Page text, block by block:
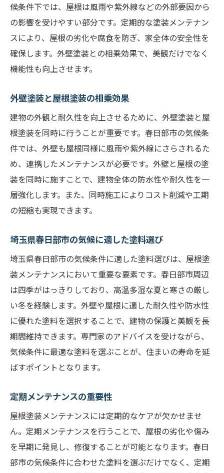
塗料の一体感による美観向上
長期的な住宅保護
春日部市での実例紹介
専門業者が提案するベストプラクティス
適切な塗料の選び方
信頼できる業者の見極め方
施工前の準備と注意点
塗装後のアフターケア
季節ごとのメンテナンス計画
成功事例の紹介
春日部市の気候に最適な屋根塗装と外壁塗装の
春日部市の気候特性と塗料の相性
耐久性に優れた塗料の特徴
UV対策に効果的な塗料選び
湿気対策が重要な理由
専門家が推薦する塗料リスト
実際の使用例と成功事例
屋根塗装と外壁塗装の組み合わせで家全体の耐
久性を高める方法
塗料の選び方と組み合わせのコツ
施工順序が与える影響
耐久性を上げるための施工ポイント
定期的なメンテナンスのすすめ
施工後のチェックリスト
持続可能な家づくりに向けて
候条件下では、屋根は風雨や紫外線などの外部要因から
の影響を受けやすい部分です。定期的な塗装メンテナン
スにより、屋根の劣化や腐食を防ぎ、家全体の安全性を
確保します。外壁塗装との相乗効果で、美観だけでなく
機能性も向上させます。
外壁塗装と屋根塗装の相乗効果
建物の外観と耐久性を向上させるために、外壁塗装と屋
根塗装を同時に行うことが重要です。春日部市の気候条
件では、外壁も屋根同様に風雨や紫外線にさらされるた
め、連携したメンテナンスが必要です。外壁と屋根の塗
装を同時に施すことで、建物全体の防水性や耐久性を一
層強化します。また、同時施工によりコスト削減や工期
の短縮も実現できます。
埼玉県春日部市の気候に適した塗料選び
埼玉県春日部市の気候条件に適した塗料選びは、屋根塗
装メンテナンスにおいて重要な要素です。春日部市周辺
は四季がはっきりしており、高温多湿な夏と寒さの厳し
い冬を経験します。外壁や屋根に適した耐久性や防水性
に優れた塗料を選択することで、建物の保護と美観を長
期間維持できます。専門家のアドバイスを受けながら、
気候条件に最適な塗料を選ぶことが、住まいの寿命を延
ばすポイントとなります。
定期メンテナンスの重要性
屋根塗装メンテナンスには定期的なケアが欠かせませ
ん。定期メンテナンスを行うことで、屋根の劣化や傷み
を早期に発見し、修復することが可能となります。春日
部市の気候条件に合わせた塗料を選ぶだけでなく、定期